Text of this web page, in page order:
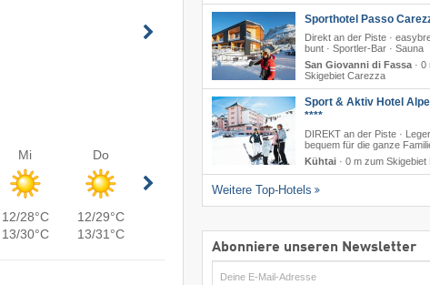
Mi
12/28°C
13/30°C
Do
12/29°C
13/31°C
Sporthotel Passo
Direkt an der Piste ·
bunt · Sportler-Bar · Sauna
San Giovanni di Fassa· 0
Skigebiet Carezza
Sport & Aktiv Hotel
****
DIREKT an der Piste ·
bequem für die ganze
Kühtai· 0 m zum Skigebiet
Weitere Top-Hotels
Abonniere unseren Newsletter
E-